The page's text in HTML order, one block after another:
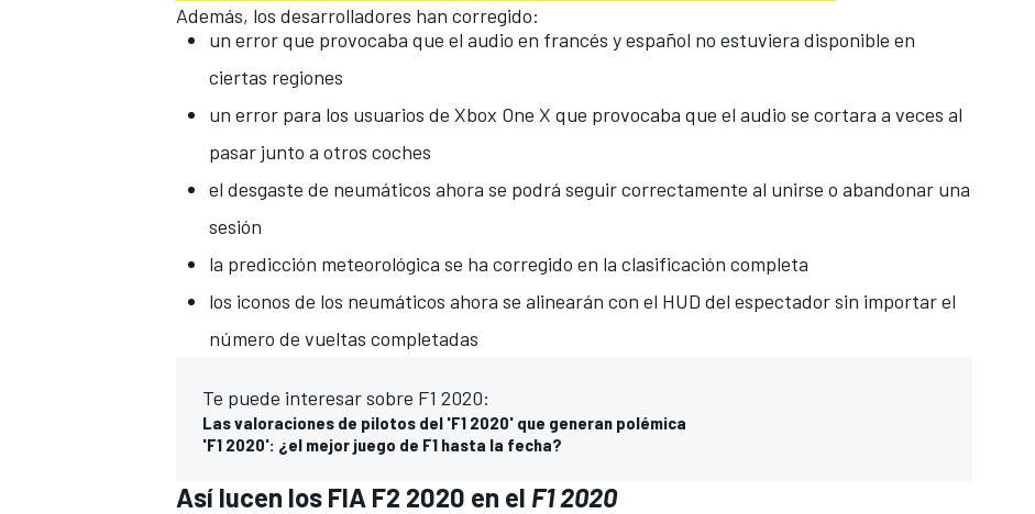
Además, los desarrolladores han corregido:
un error que provocaba que el audio en francés y español no estuviera disponible en
ciertas regiones
un error para los usuarios de Xbox One X que provocaba que el audio se cortara a veces al
pasar junto a otros coches
el desgaste de neumáticos ahora se podrá seguir correctamente al unirse o abandonar una
sesión
la predicción meteorológica se ha corregido en la clasificación completa
los iconos de los neumáticos ahora se alinearán con el HUD del espectador sin importar el
número de vueltas completadas
Te puede interesar sobre F1 2020:
Las valoraciones de pilotos del 'F1 2020' que generan polémica
'F1 2020': ¿el mejor juego de F1 hasta la fecha?
Así lucen los FIA F2 2020 en el F1 2020